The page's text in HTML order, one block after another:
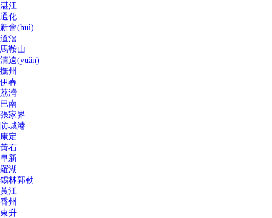
湛江
通化
新會(huì)
道滘
馬鞍山
清遠(yuǎn)
撫州
伊春
荔灣
巴南
張家界
防城港
康定
黃石
阜新
羅湖
錫林郭勒
黃江
香州
東升